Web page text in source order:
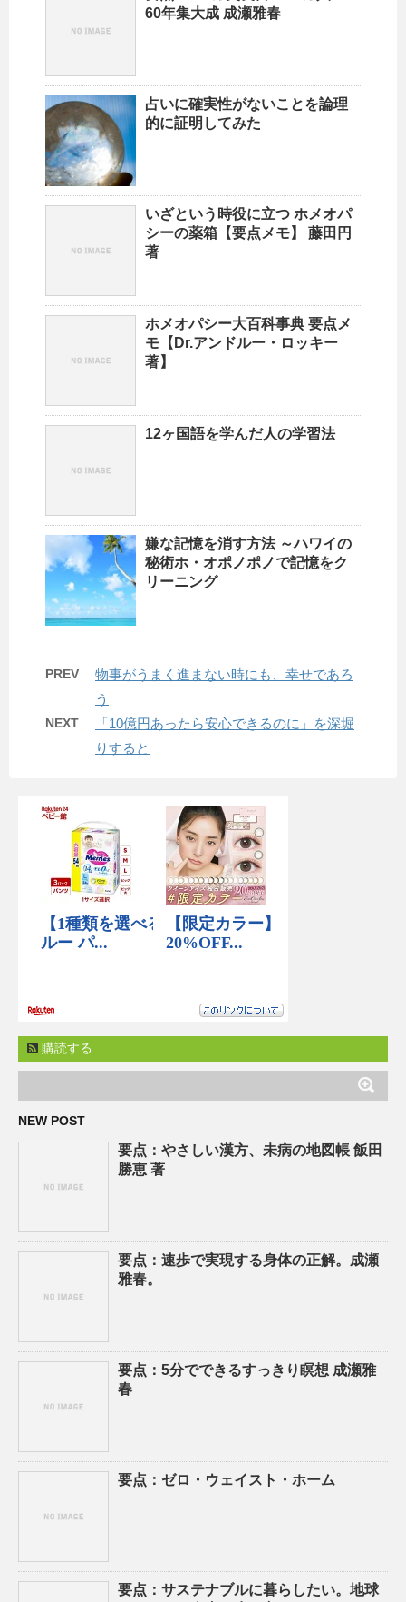
60年集大成 成瀬雅春
占いに確実性がないことを論理
的に証明してみた
いざという時役に立つ ホメオパ
シーの薬箱【要点メモ】 藤田円
著
ホメオパシー大百科事典 要点メ
モ【Dr.アンドルー・ロッキー
著】
12ヶ国語を学んだ人の学習法
嫌な記憶を消す方法 ～ハワイの
秘術ホ・オポノポノで記憶をク
リーニング
PREV
物事がうまく進まない時にも、幸せであろ
う
NEXT
「10億円あったら安心できるのに」を深堀
りすると
購読する
NEW POST
要点：やさしい漢方、未病の地図帳 飯田
勝恵 著
要点：速歩で実現する身体の正解。成瀬
雅春。
要点：5分でできるすっきり瞑想 成瀬雅
春
要点：ゼロ・ウェイスト・ホーム
要点：サステナブルに暮らしたい。地球